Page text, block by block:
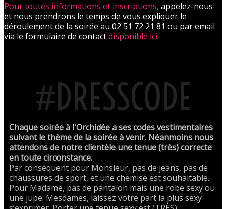
Pour toutes informations et inscriptions, appelez-nous
et nous prendrons le temps de vous expliquer le
déroulement de la soirée au 02 51 72 21 81 ou par email
via le formulaire de contactdisponible ici.
#DRESSCODE
Chaque soirée à l'Orchidée a ses codes vestimentaires
suivant le thème de la soirée à venir. Néanmoins nous
attendons de notre clientèle une tenue (très) correcte
en toute circonstance.
Par conséquent pour Monsieur, pas de jeans, pas de
chaussures de sport, et une chemise est souhaitable.
Pour Madame, pas de pantalon mais une robe sexy ou
une jupe. Mesdames, laissez votre part la plus sexy